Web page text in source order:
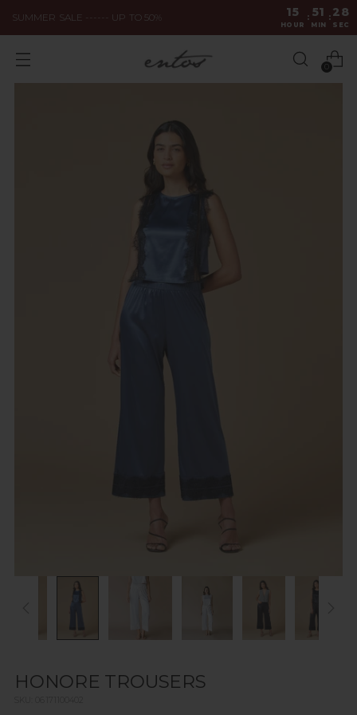
SUMMER SALE ------ UP TO 50% 15
HOUR
: 51
MIN
: 28
SEC
HONORE TROUSERS